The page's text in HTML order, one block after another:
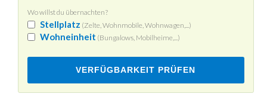
Wo willst du übernachten?
Stellplatz (Zelte, Wohnmobile, Wohnwagen,...)
Wohneinheit (Bungalows, Mobilheime,...)
VERFÜGBARKEIT PRÜFEN